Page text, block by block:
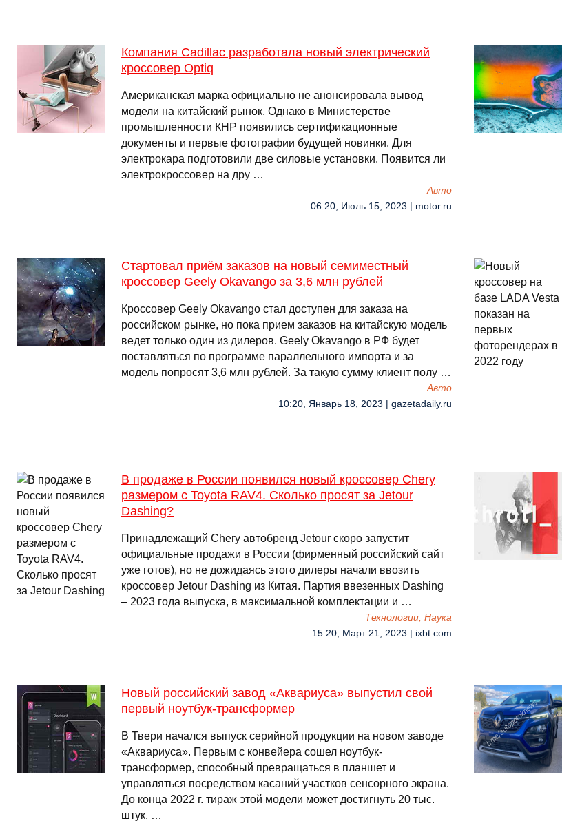
Компания Cadillac разработала новый электрический
кроссовер Optiq
Американская марка официально не анонсировала вывод
модели на китайский рынок. Однако в Министерстве
промышленности КНР появились сертификационные
документы и первые фотографии будущей новинки. Для
электрокара подготовили две силовые установки. Появится ли
электрокроссовер на дру …
Авто
06:20, Июль 15, 2023 | motor.ru
Стартовал приём заказов на новый семиместный
кроссовер Geely Okavango за 3,6 млн рублей
Кроссовер Geely Okavango стал доступен для заказа на
российском рынке, но пока прием заказов на китайскую модель
ведет только один из дилеров. Geely Okavango в РФ будет
поставляться по программе параллельного импорта и за
модель попросят 3,6 млн рублей. За такую сумму клиент полу …
Авто
10:20, Январь 18, 2023 | gazetadaily.ru
В продаже в России появился новый кроссовер Chery
размером с Toyota RAV4. Сколько просят за Jetour
Dashing?
Принадлежащий Chery автобренд Jetour скоро запустит
официальные продажи в России (фирменный российский сайт
уже готов), но не дожидаясь этого дилеры начали ввозить
кроссовер Jetour Dashing из Китая. Партия ввезенных Dashing
– 2023 года выпуска, в максимальной комплектации и …
Технологии, Наука
15:20, Март 21, 2023 | ixbt.com
Новый российский завод «Аквариуса» выпустил свой
первый ноутбук-трансформер
В Твери начался выпуск серийной продукции на новом заводе
«Аквариуса». Первым с конвейера сошел ноутбук-
трансформер, способный превращаться в планшет и
управляться посредством касаний участков сенсорного экрана.
До конца 2022 г. тираж этой модели может достигнуть 20 тыс.
штук. …